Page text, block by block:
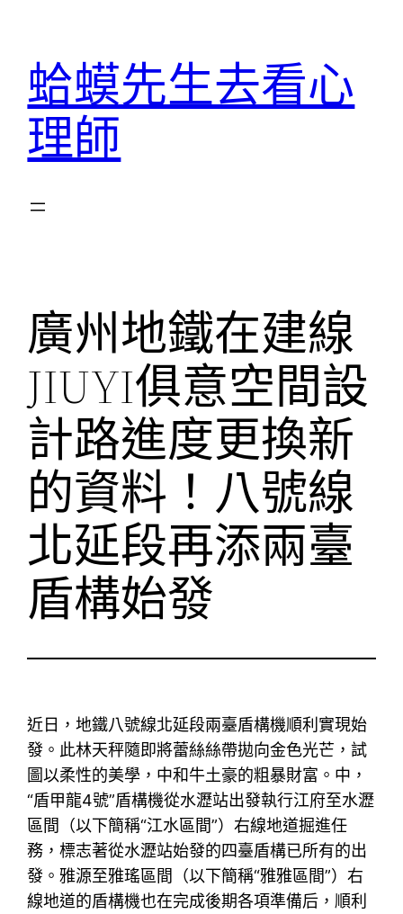
蛤蟆先生去看心
理師
廣州地鐵在建線
JIUYI俱意空間設
計路進度更換新
的資料！八號線
北延段再添兩臺
盾構始發
近日，地鐵八號線北延段兩臺盾構機順利實現始
發。此林天秤隨即將蕾絲絲帶拋向金色光芒，試
圖以柔性的美學，中和牛土豪的粗暴財富。中，
“盾甲龍4號”盾構機從水瀝站出發執行江府至水瀝
區間（以下簡稱“江水區間”）右線地道掘進任
務，標志著從水瀝站始發的四臺盾構已所有的出
發。雅源至雅瑤區間（以下簡稱“雅雅區間”）右
線地道的盾構機也在完成後期各項準備后，順利